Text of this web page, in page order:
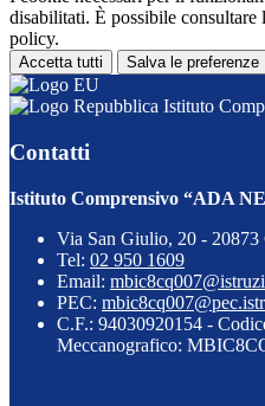
disabilitati. È possibile
policy.
Accetta tutti Salva le preferenze
Istituto
Contatti
Istituto Comprensivo “ADA
Via San Giulio, 20 -
Tel: 02 950 1609
Email:
PEC:
C.F.: 94030920154 -
Meccanografico: